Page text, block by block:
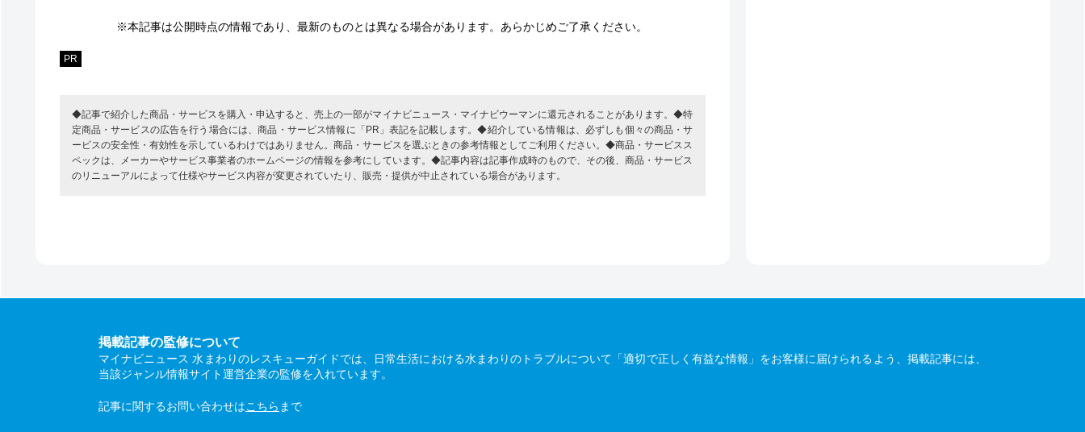
※本記事は公開時点の情報であり、最新のものとは異なる場合があります。あらかじめご了承ください。
PR
◆記事で紹介した商品・サービスを購入・申込すると、売上の一部がマイナビニュース・マイナビウーマンに還元されることがあります。◆特
定商品・サービスの広告を行う場合には、商品・サービス情報に「PR」表記を記載します。◆紹介している情報は、必ずしも個々の商品・サ
ービスの安全性・有効性を示しているわけではありません。商品・サービスを選ぶときの参考情報としてご利用ください。◆商品・サービスス
ペックは、メーカーやサービス事業者のホームページの情報を参考にしています。◆記事内容は記事作成時のもので、その後、商品・サービス
のリニューアルによって仕様やサービス内容が変更されていたり、販売・提供が中止されている場合があります。
掲載記事の監修について
マイナビニュース 水まわりのレスキューガイドでは、日常生活における水まわりのトラブルについて「適切で正しく有益な情報」をお客様に届けられるよう、掲載記事には、
当該ジャンル情報サイト運営企業の監修を入れています。
記事に関するお問い合わせはこちら まで